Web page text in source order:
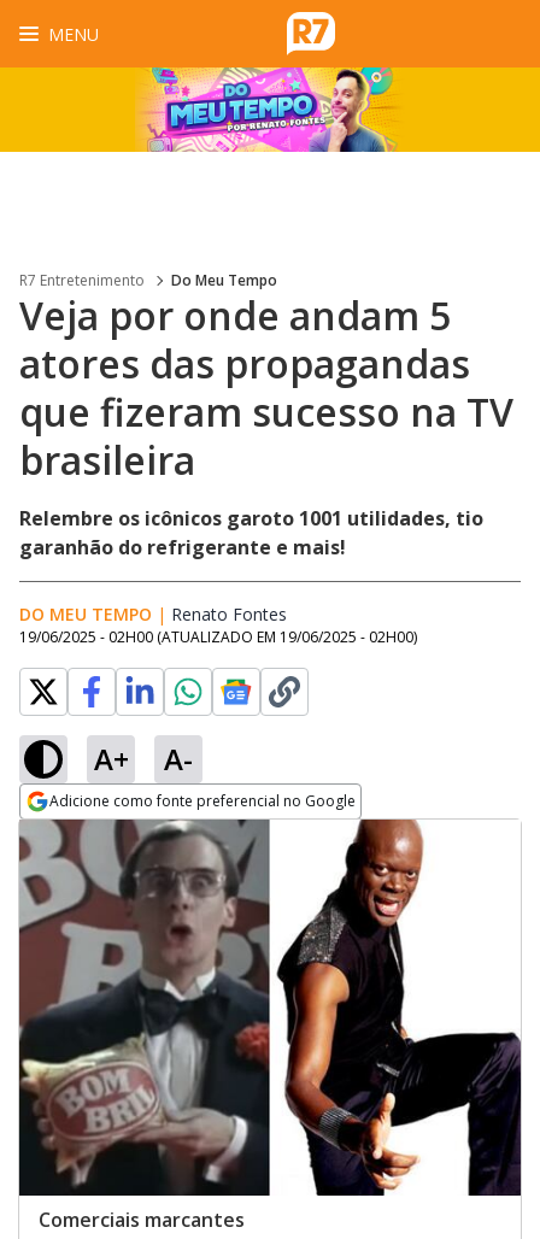
MENU
R7 Entretenimento Do Meu Tempo
Veja por onde andam 5
atores das propagandas
que fizeram sucesso na TV
brasileira
Relembre os icônicos garoto 1001 utilidades, tio
garanhão do refrigerante e mais!
DO MEU TEMPO | Renato Fontes
19/06/2025 - 02H00 (ATUALIZADO EM 19/06/2025 - 02H00)
A+ A-
Adicione como fonte preferencial no Google
Opens in new window
Comerciais marcantes